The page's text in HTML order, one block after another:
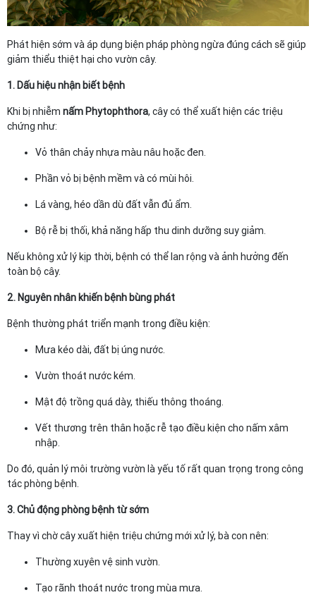
Phát hiện sớm và áp dụng biện pháp phòng ngừa đúng cách sẽ giúp
giảm thiểu thiệt hại cho vườn cây.
1. Dấu hiệu nhận biết bệnh
Khi bị nhiễm nấm Phytophthora, cây có thể xuất hiện các triệu
chứng như:
Vỏ thân chảy nhựa màu nâu hoặc đen.
Phần vỏ bị bệnh mềm và có mùi hôi.
Lá vàng, héo dần dù đất vẫn đủ ẩm.
Bộ rễ bị thối, khả năng hấp thu dinh dưỡng suy giảm.
Nếu không xử lý kịp thời, bệnh có thể lan rộng và ảnh hưởng đến
toàn bộ cây.
2. Nguyên nhân khiến bệnh bùng phát
Bệnh thường phát triển mạnh trong điều kiện:
Mưa kéo dài, đất bị úng nước.
Vườn thoát nước kém.
Mật độ trồng quá dày, thiếu thông thoáng.
Vết thương trên thân hoặc rễ tạo điều kiện cho nấm xâm
nhập.
Do đó, quản lý môi trường vườn là yếu tố rất quan trọng trong công
tác phòng bệnh.
3. Chủ động phòng bệnh từ sớm
Thay vì chờ cây xuất hiện triệu chứng mới xử lý, bà con nên:
Thường xuyên vệ sinh vườn.
Tạo rãnh thoát nước trong mùa mưa.